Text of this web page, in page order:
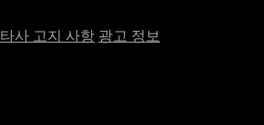
타사 고지 사항 광고 정보